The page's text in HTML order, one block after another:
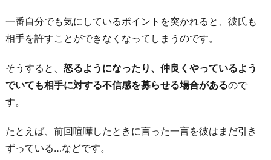
一番自分でも気にしているポイントを突かれると、彼氏も
相手を許すことができなくなってしまうのです。
そうすると、 怒るようになったり、仲良くやっているよう
でいても相手に対する不信感を募らせる場合があるので
す。
たとえば、前回喧嘩したときに言った一言を彼はまだ引き
ずっている…などです。